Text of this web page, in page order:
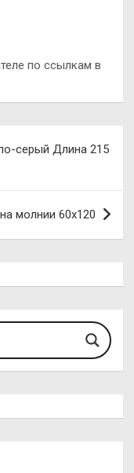
по ссылкам в
серый Длина 215
молнии 60х120